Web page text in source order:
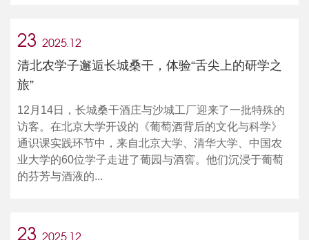
23 2025.12
清北农学子邂逅长城桑干，体验“舌尖上的研学之
旅”
12月14日，长城桑干酒庄与沙城工厂迎来了一批特殊的
访客。在北京大学开设的《葡萄酒背后的文化与科学》
通识课实践环节中，来自北京大学、清华大学、中国农
业大学的60位学子走进了葡园与酒窖。他们沉浸于葡萄
的芬芳与酒液的...
23 2025.12